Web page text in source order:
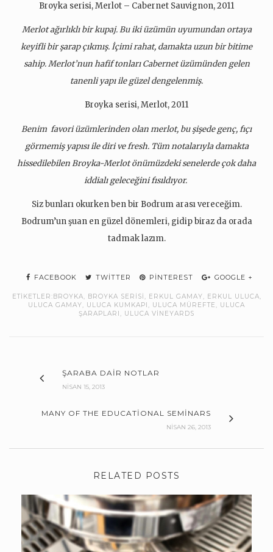
Broyka serisi, Merlot – Cabernet Sauvignon, 2011
Merlot ağırlıklı bir kupaj. Bu iki üzümün uyumundan ortaya
keyifli bir şarap çıkmış. İçimi rahat, damakta uzun bir bitime
sahip. Merlot’nun hafif tonları Cabernet üzümünden gelen
tanenli yapı ile güzel dengelenmiş.
Broyka serisi, Merlot, 2011
Benim favori üzümlerinden olan merlot, bu şişede genç, fıçı
görmemiş yapısı ile diri ve fresh. Tüm notalarıyla damakta
hissedilebilen Broyka-Merlot önümüzdeki senelerde çok daha
iddialı geleceğini fısıldıyor.
Siz bunları okurken ben bir Bodrum arası vereceğim.
Bodrum’un şuan en güzel dönemleri, gidip biraz da orada
tadmak lazım.
FACEBOOK TWITTER PINTEREST GOOGLE +
ETIKETLER:BROYKA BROYKA SERISI ERKUL GAMAY ERKUL ULUCA
ULUCA GAMAY
ULUCA KUMKAPI ULUCA MÜREFTE
ULUCA
ŞARAPLARI
ULUCA VINEYARDS
ŞARABA DAIR NOTLAR
NISAN 15, 2013
MANY OF THE EDUCATIONAL SEMINARS
NISAN 26, 2013
RELATED POSTS